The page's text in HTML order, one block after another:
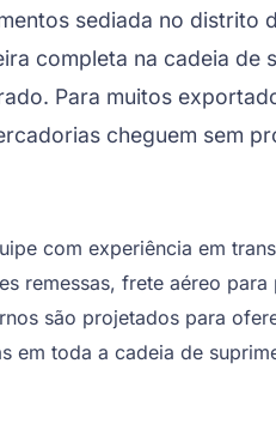
sediada no distrito
completa na cadeia de
Para muitos
cheguem sem
com experiência em
remessas, frete aéreo
são projetados para
em toda a cadeia de